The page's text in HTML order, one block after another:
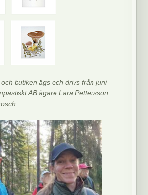
butiken ägs och drivs från juni
AB ägare Lara Pettersson